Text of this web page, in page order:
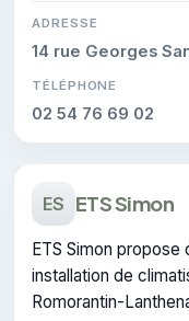
ADRESSE
14 rue Georges
TÉLÉPHONE
02 54 76 69 02
ES ETS Simon
ETS Simon
installation de
Romorantin-